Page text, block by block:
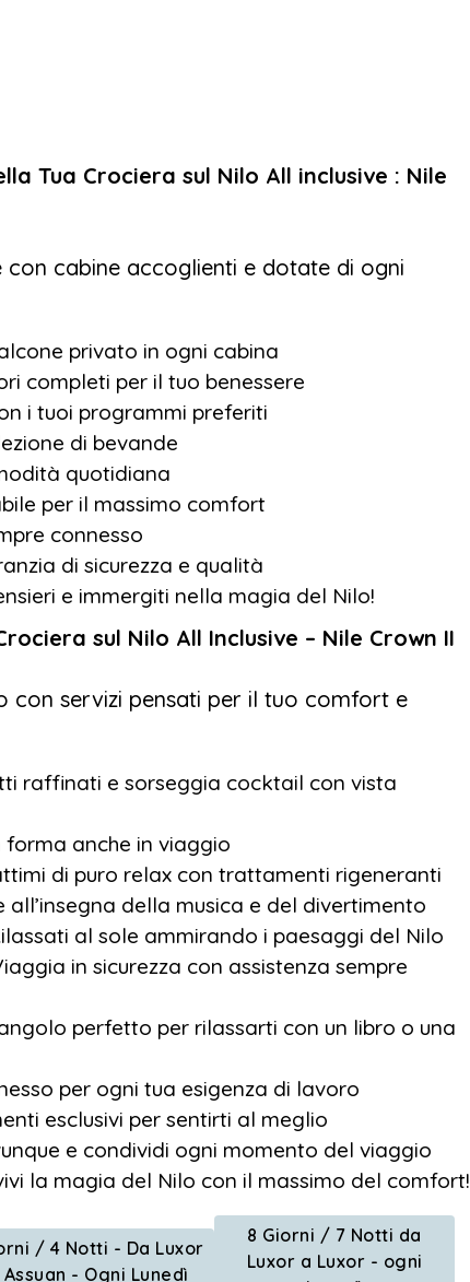
rilassarti dopo giornate di esplorazione.
per gustare la cucina locale e
Crown IIe lasciati incantare dal Nilo!
Tua Crociera sul Nilo All inclusive : Nile
con cabine accoglienti e dotate di ogni
privato in ogni cabina
completi per il tuo benessere
i tuoi programmi preferiti
di bevande
quotidiana
per il massimo comfort
connesso
di sicurezza e qualità
e immergiti nella magia del Nilo!
sul Nilo All Inclusive – Nile Crown II
con servizi pensati per il tuo comfort e
raffinati e sorseggia cocktail con vista
forma anche in viaggio
di puro relax con trattamenti rigeneranti
all’insegna della musica e del divertimento
al sole ammirando i paesaggi del Nilo
in sicurezza con assistenza sempre
perfetto per rilassarti con un libro o una
per ogni tua esigenza di lavoro
esclusivi per sentirti al meglio
e condividi ogni momento del viaggio
la magia del Nilo con il massimo del comfort!
/ 4 Notti - Da Luxor
- Ogni Lunedì
8 Giorni / 7 Notti da
Luxor a Luxor - ogni